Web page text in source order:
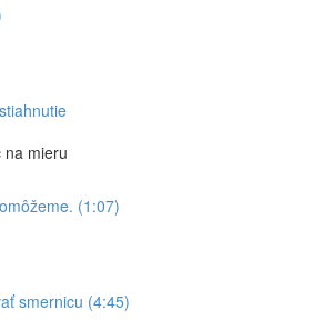
na mieru
(1:07)
smernicu (4:45)